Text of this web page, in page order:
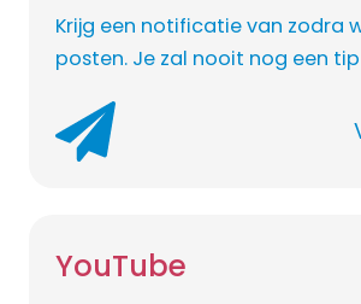
Krijg een notificatie van zodra
posten. Je zal nooit nog een
YouTube